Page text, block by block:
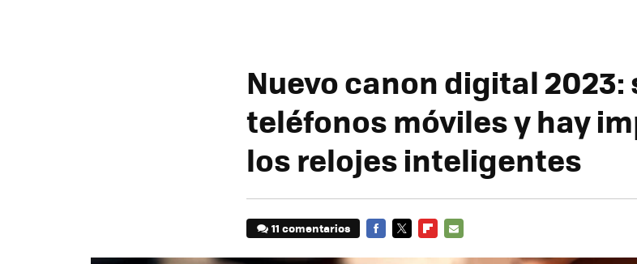
Nuevo canon digital
teléfonos móviles y hay
los relojes inteligentes
11 comentarios